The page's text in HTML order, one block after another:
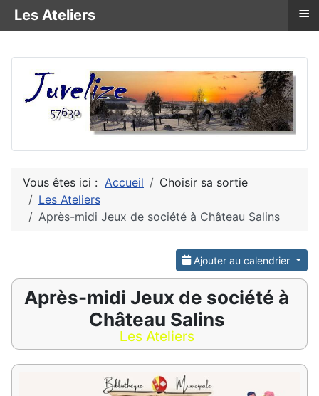
Vous êtes ici : Accueil
Choisir sa sortie
Les Ateliers
Après-midi Jeux de société à Château Salins
Ajouter au calendrier
Après-midi Jeux de société à
Château Salins
Les Ateliers
Les Ateliers ≡